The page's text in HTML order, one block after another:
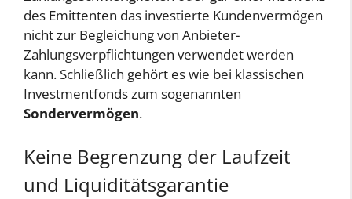
des Emittenten das investierte Kundenvermögen
nicht zur Begleichung von Anbieter-
Zahlungsverpflichtungen verwendet werden
kann. Schließlich gehört es wie bei klassischen
Investmentfonds zum sogenannten
Sondervermögen.
Keine Begrenzung der Laufzeit
und Liquiditätsgarantie